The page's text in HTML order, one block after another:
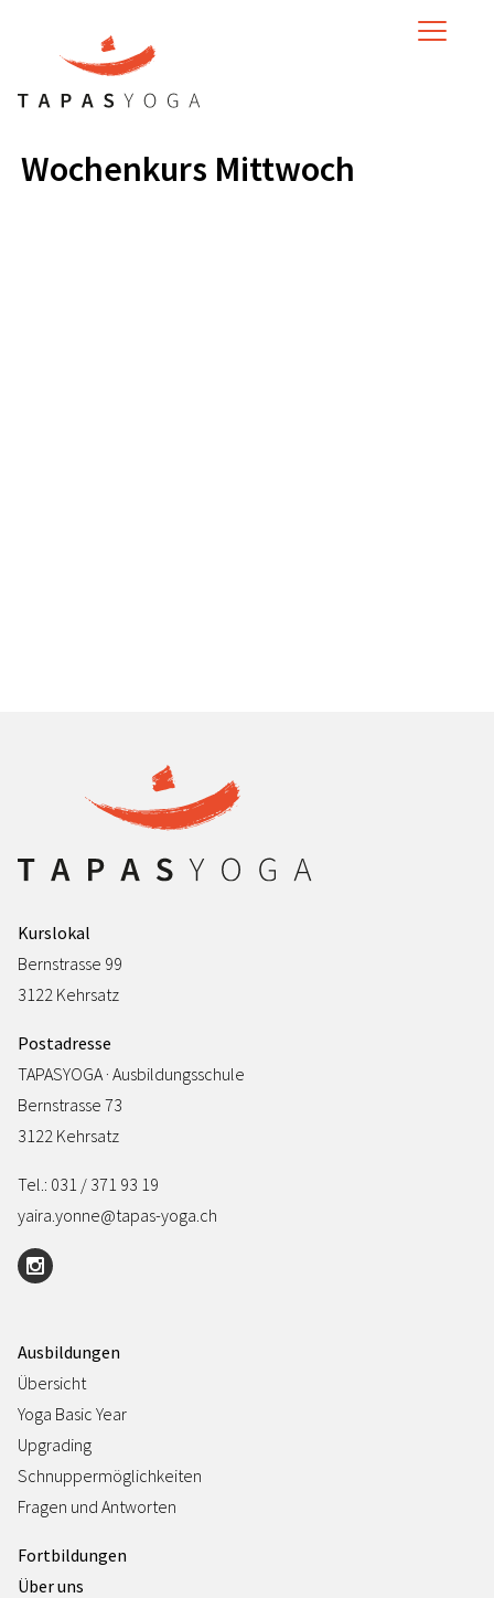
MENU
Wochenkurs Mittwoch
Kurslokal
Bernstrasse 99
3122 Kehrsatz
Postadresse
TAPASYOGA · Ausbildungsschule
Bernstrasse 73
3122 Kehrsatz
Tel.: 031 / 371 93 19
yaira.yonne@tapas-yoga.ch
Ausbildungen
Übersicht
Yoga Basic Year
Upgrading
Schnuppermöglichkeiten
Fragen und Antworten
Fortbildungen
Über uns